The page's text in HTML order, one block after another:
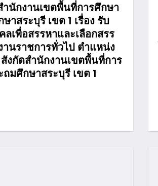
ำนักงานเขตพื้นที่การศึกษา
าสระบุรี เขต 1 เรื่อง รับ
เพื่อสรรหาและเลือกสรร
านราชการทั่วไป ตำแหน่ง
งกัดสำนักงานเขตพื้นที่การ
มศึกษาสระบุรี เขต 1